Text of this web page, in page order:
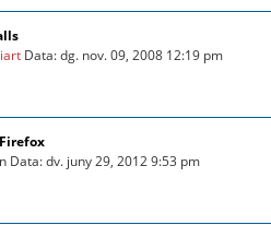
Data: dg. nov. 09, 2008 12:19 pm
Data: dv. juny 29, 2012 9:53 pm